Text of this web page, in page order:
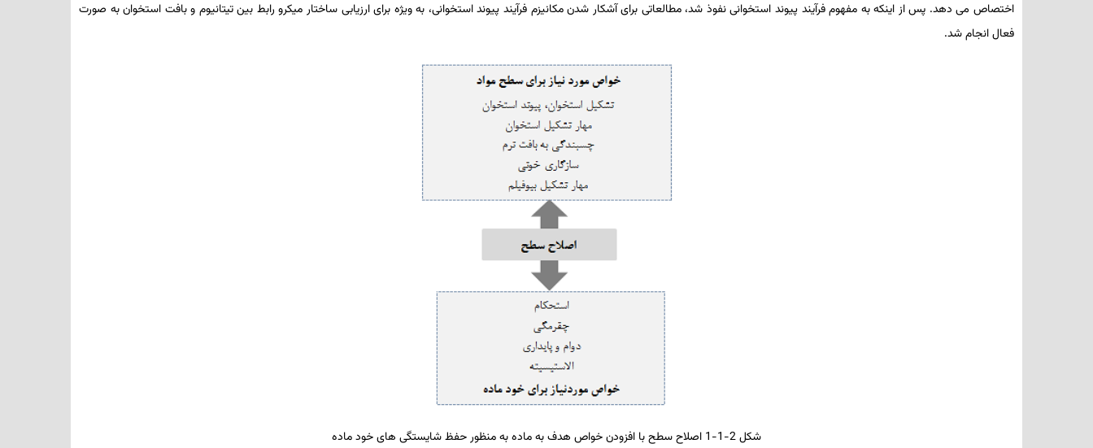
اختصاص می­ دهد. پس از اینکه به مفهوم فرآیند پیوند استخوانی نفوذ شد، مطالعاتی برای آشکار شدن مکانیزم فرآیند پیوند استخوانی، به ویژه برای ارزیابی ساختار میکرو رابط بین تیتانیوم و بافت استخوان به صورت
فعال انجام شد.
شکل 2-1-1 اصلاح سطح با افزودن خواص هدف به ماده­ به منظور حفظ شایستگی­ های خود ماده